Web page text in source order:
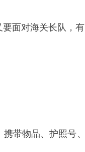
要面对海关长队，有
携带物品、护照号、